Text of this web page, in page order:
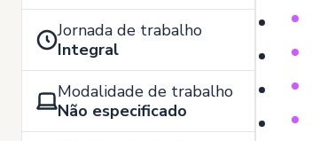
Jornada de trabalho
Integral
Modalidade de trabalho
Não especificado